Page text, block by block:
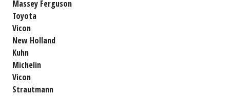
Massey Ferguson
Toyota
Vicon
New Holland
Kuhn
Michelin
Vicon
Strautmann